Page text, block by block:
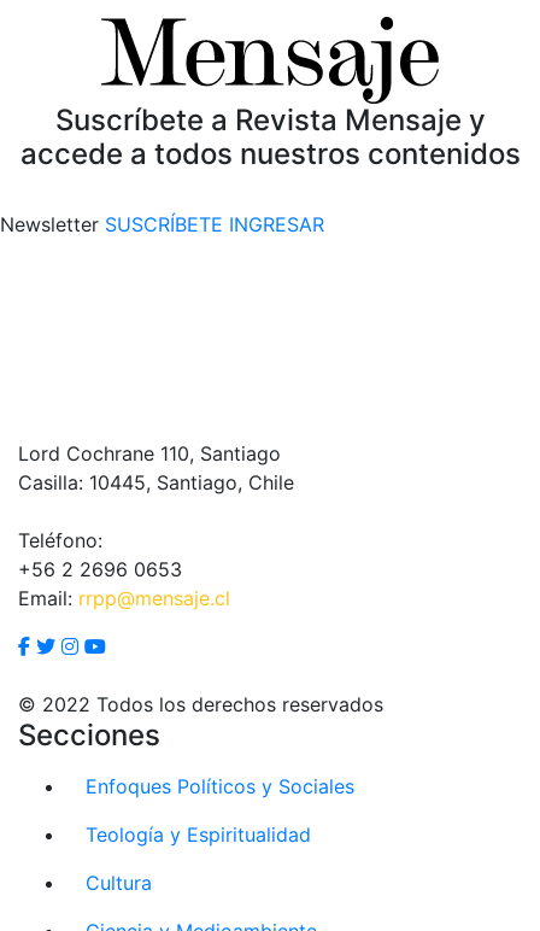
Suscríbete a Revista Mensaje y
accede a todos nuestros contenidos
Newsletter SUSCRÍBETE INGRESAR
Lord Cochrane 110, Santiago
Casilla: 10445, Santiago, Chile
Teléfono:
+56 2 2696 0653
Email: rrpp@mensaje.cl
© 2022 Todos los derechos reservados
Secciones
Enfoques Políticos y Sociales
Teología y Espiritualidad
Cultura